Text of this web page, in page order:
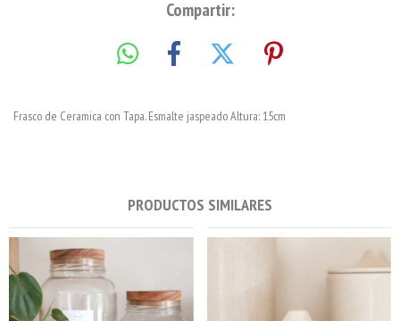
Compartir:
Frasco de Ceramica con Tapa. Esmalte jaspeado Altura: 15cm
PRODUCTOS SIMILARES